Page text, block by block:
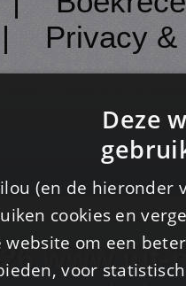
Privacy
Deze
(en de
cookies en
website om een
voor